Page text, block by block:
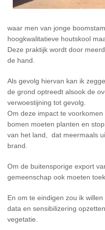
waar men van jonge
hoogkwalitatieve houtskool
Deze praktijk wordt door
de hand.
Als gevolg hiervan kan ik
de grond optreedt alsook de
verwoestijning tot gevolg.
Om deze impact te
bomen moeten planten en
van het land, dat meermaals
brand.
Om de buitensporige export
gemeenschap ook moeten
En om te eindigen zou ik
data en sensibilizering
vegetatie.